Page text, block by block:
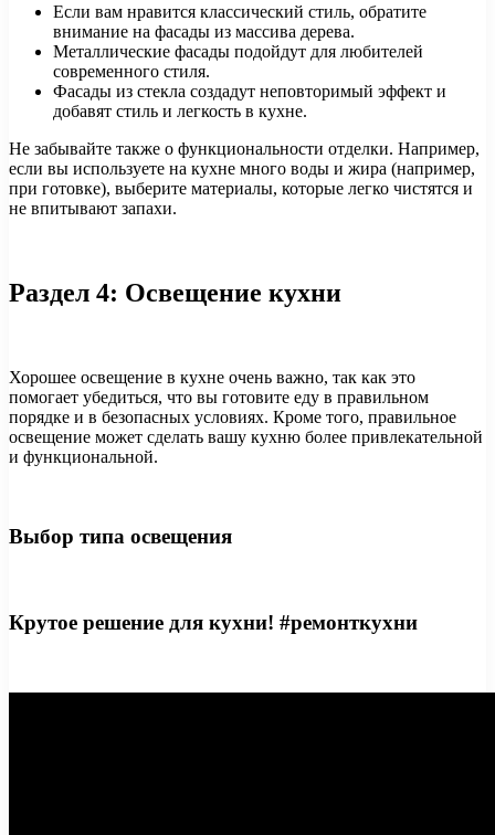
Если вам нравится классический стиль, обратите
внимание на фасады из массива дерева.
Металлические фасады подойдут для любителей
современного стиля.
Фасады из стекла создадут неповторимый эффект и
добавят стиль и легкость в кухне.
Не забывайте также о функциональности отделки. Например,
если вы используете на кухне много воды и жира (например,
при готовке), выберите материалы, которые легко чистятся и
не впитывают запахи.
Раздел 4: Освещение кухни
Хорошее освещение в кухне очень важно, так как это
помогает убедиться, что вы готовите еду в правильном
порядке и в безопасных условиях. Кроме того, правильное
освещение может сделать вашу кухню более привлекательной
и функциональной.
Выбор типа освещения
Крутое решение для кухни! #ремонткухни